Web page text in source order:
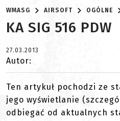
WMASG AIRSOFT OGÓLNE
KA SIG 516 PDW
27.03.2013
Autor:
Ten artykuł pochodzi ze
jego wyświetlanie
odbiegać od aktualnych